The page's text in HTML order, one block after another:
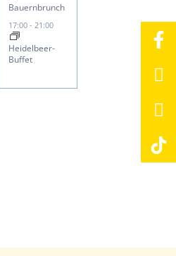
Bauernbrunch
17:00- 21:00
Heidelbeer-
Buffet